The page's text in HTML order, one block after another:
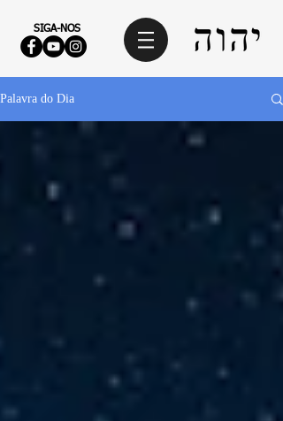
SIGA-NOS
Palavra do Dia